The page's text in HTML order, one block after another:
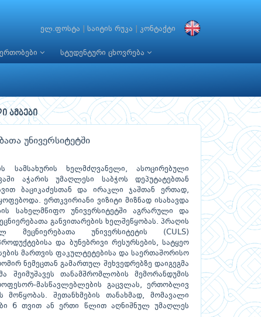
ელ.ფოსტა საიტის რუკა კონტაქტი
სტუდენტური ცხოვრება
ამბები
უნივერსიტეტში
სამსახურის ხელმძღვანელი, ასოცირებული
აჭარის უმაღლესი საბჭოს დეპუტატებთან
ბაციკაძესთან და ირაკლი ჯაშთან ერთად,
ერთკვირიანი ვიზიტი მიზნად ისახავდა
სახელმწიფო უნივერსიტეტში აგრარული და
განვითარების ხელშეწყობას. პრაღის
მეცნიერებათა უნივერსიტეტის (CULS)
და ბუნებრივი რესურსების, სატყეო
მართვის ფაკულტეტებისა და საერთაშორისო
ნემეცთან გამართულ შეხვედრებზე დაიგეგმა
შეიმუშავეს თანამშრომლობის მემორანდუმის
მასწავლებლების გაცვლას, ერთობლივ
მოწყობას. შეთანხმების თანახმად, მომავალი
6 თვით ან ერთი წლით აღნიშნულ უმაღლეს